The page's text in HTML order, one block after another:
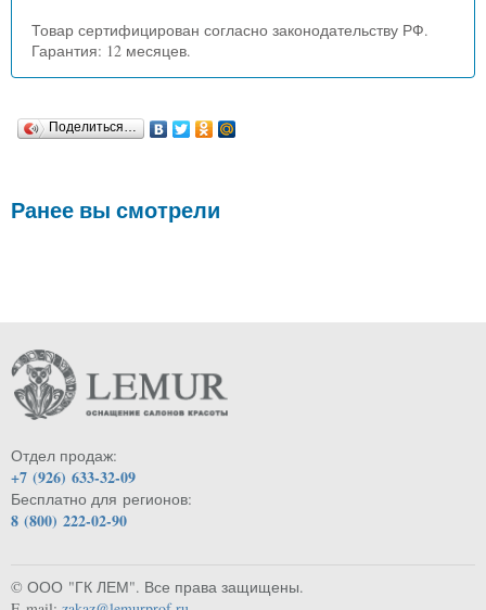
Товар сертифицирован согласно законодательству РФ.
Гарантия: 12 месяцев.
Поделиться…
Ранее вы смотрели
Отдел продаж:
+7 (926) 633-32-09
Бесплатно для регионов:
8 (800) 222-02-90
© ООО "ГК ЛЕМ". Все права защищены.